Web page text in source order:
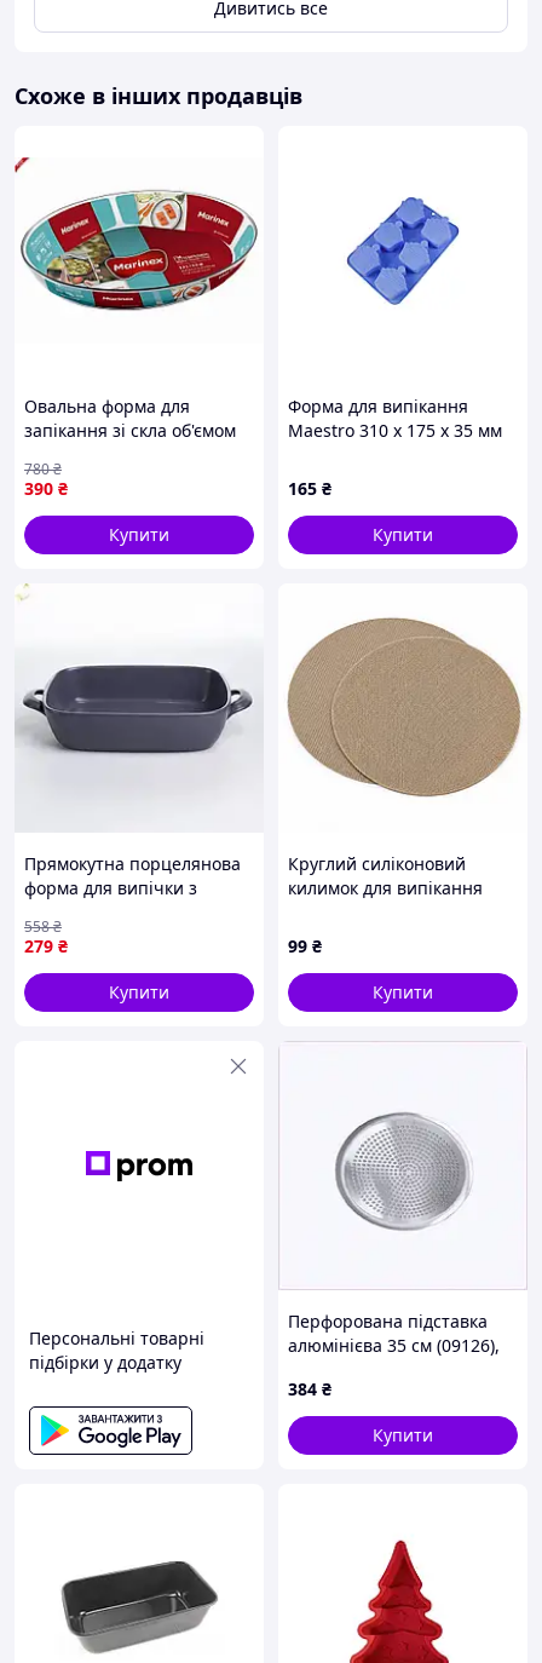
Дивитись все
Схоже в інших продавців
Овальна форма для
запікання зі скла об'ємом
MARINEX для ідеального
приготування страв
390 ₴
780₴
Купити
Форма для випікання
Maestro 310 x 175 x 35 мм
165 ₴
Купити
Прямокутна порцелянова
форма для випічки з
кольору KS-644
279 ₴
558₴
Купити
Круглий силіконовий
килимок для випікання
Багаторазовий
антипригарний килимок
для духовки
99 ₴
Купити
Персональні товарні
підбірки у додатку
Перфорована підставка
алюмінієва 35 см (09126),
384 ₴
Купити